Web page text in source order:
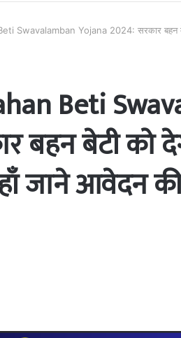
Swavalamban Yojana 2024: सरकार बहन
Beti
बहन बेटी को
जाने आवेदन